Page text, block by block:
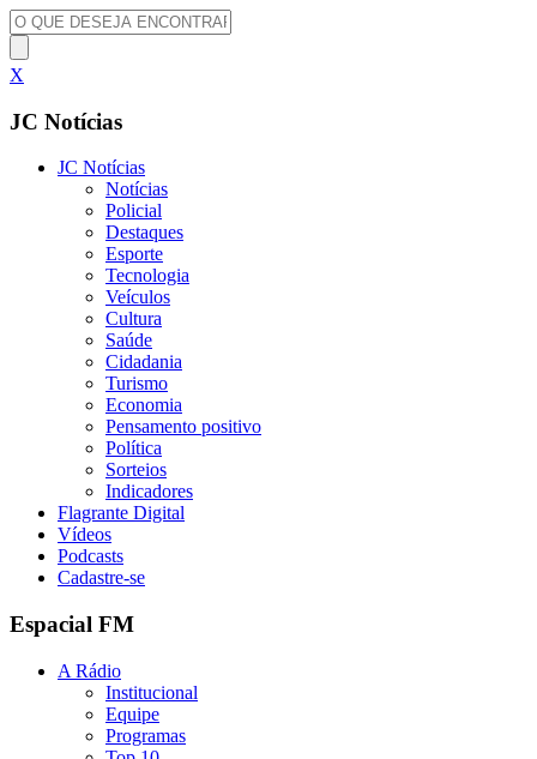
X
JC Notícias
JC Notícias
Notícias
Policial
Destaques
Esporte
Tecnologia
Veículos
Cultura
Saúde
Cidadania
Turismo
Economia
Pensamento positivo
Política
Sorteios
Indicadores
Flagrante Digital
Vídeos
Podcasts
Cadastre-se
Espacial FM
A Rádio
Institucional
Equipe
Programas